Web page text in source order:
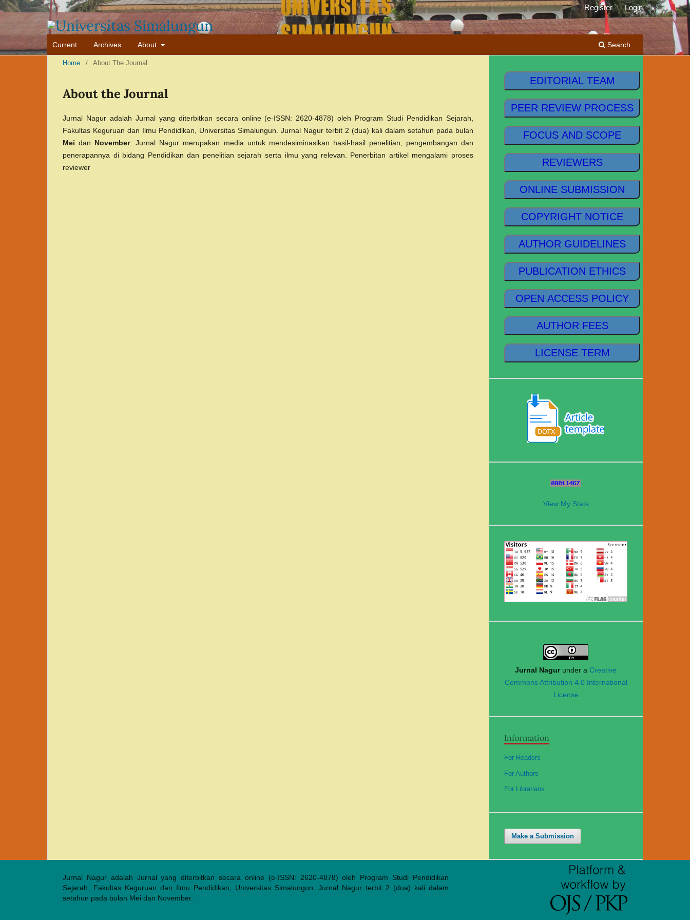
Current Archives About Search
Register Login
Home / About The Journal
About the Journal
Jurnal Nagur adalah Jurnal yang diterbitkan secara online (e-ISSN: 2620-4878) oleh Program Studi Pendidikan Sejarah,
Fakultas Keguruan dan Ilmu Pendidikan, Universitas Simalungun. Jurnal Nagur terbit 2 (dua) kali dalam setahun pada bulan
Mei dan November. Jurnal Nagur merupakan media untuk mendesiminasikan hasil-hasil penelitian, pengembangan dan
penerapannya di bidang Pendidikan dan penelitian sejarah serta ilmu yang relevan. Penerbitan artikel mengalami proses
reviewer
EDITORIAL TEAM
PEER REVIEW PROCESS
FOCUS AND SCOPE
REVIEWERS
ONLINE SUBMISSION
COPYRIGHT NOTICE
AUTHOR GUIDELINES
PUBLICATION ETHICS
OPEN ACCESS POLICY
AUTHOR FEES
LICENSE TERM
View My Stats
Jurnal Nagurunder a Creative
Commons Attribution 4.0 International
License
Information
For Readers
For Authors
For Librarians
Make a Submission
Jurnal Nagur adalah Jurnal yang diterbitkan secara online (e-ISSN: 2620-4878) oleh Program Studi Pendidikan
Sejarah, Fakultas Keguruan dan Ilmu Pendidikan, Universitas Simalungun. Jurnal Nagur terbit 2 (dua) kali dalam
setahun pada bulan Mei dan November.